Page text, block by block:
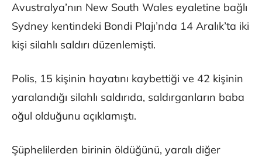
Avustralya’nın New South Wales eyaletine bağlı
Sydney kentindeki Bondi Plajı’nda 14 Aralık’ta iki
kişi silahlı saldırı düzenlemişti.
Polis, 15 kişinin hayatını kaybettiği ve 42 kişinin
yaralandığı silahlı saldırıda, saldırganların baba
oğul olduğunu açıklamıştı.
Şüphelilerden birinin öldüğünü, yaralı diğer